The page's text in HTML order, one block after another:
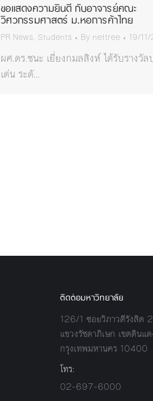
ขอแสดงความยินดี กับอาจารย์คณะ
วิศวกรรมศาสตร์ ม.หอการค้าไทย
PR News, Students By nettree 19/
ผศ.ดร.ชนะ เยี่ยงกมลสิงห์ ได้รับรางวั
เด่น ระดั…
ติดต่อมหาวิทยาลัย
126/1 ซอยวิภาวดีรังสิต 2
แขวงรัชดาภิเษก เขตดินแด
กรุงเทพมหานคร 10400
โทร:
02-697-6000